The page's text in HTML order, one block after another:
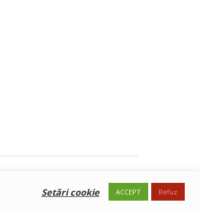
Setări cookie ACCEPT Refuz